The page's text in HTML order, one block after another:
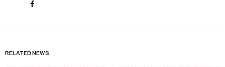
RELATED NEWS